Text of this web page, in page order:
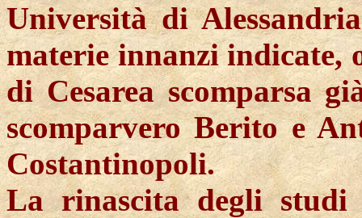
Università di
materie innanzi indicate,
di Cesarea scomparsa
scomparveroBeritoe
Costantinopoli.
La rinascita degli